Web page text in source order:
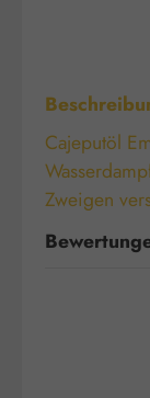
Cajeputöl
Zweigen